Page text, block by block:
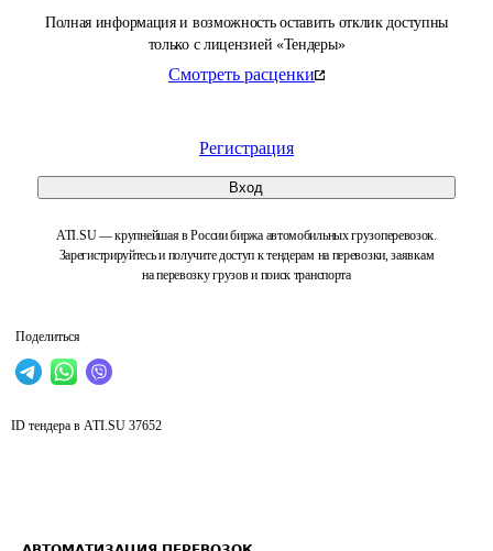
Полная информация и возможность оставить отклик доступны
только с лицензией «Тендеры»
Смотреть расценки
Регистрация
Вход
ATI.SU — крупнейшая в России биржа автомобильных грузоперевозок.
Зарегистрируйтесь и получите доступ к тендерам на перевозки, заявкам
на перевозку грузов и поиск транспорта
Поделиться
ID тендера в ATI.SU 37652